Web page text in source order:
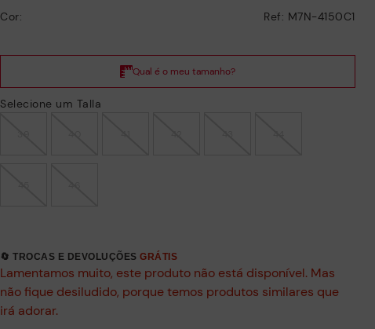
Cor: Ref: M7N-4150C1
Selecione um Talla
🔄 TROCAS E DEVOLUÇÕESGRÁTIS
Lamentamos muito, este produto não está disponível. Mas
não fique desiludido, porque temos produtos similares que
irá adorar.